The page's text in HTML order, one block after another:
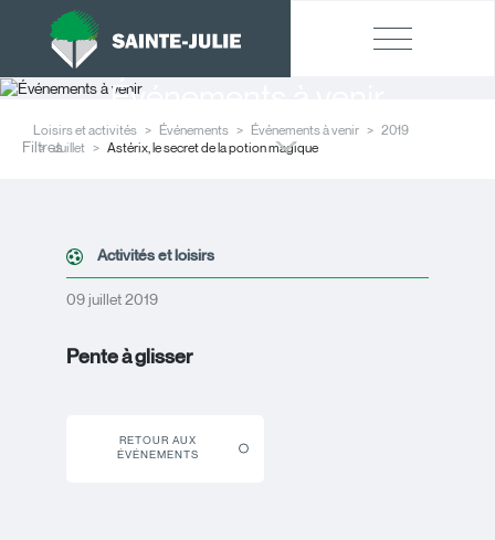
Événements à venir
Loisirs et activités Événements Événements à venir
2019
Juillet
Astérix, le secret de la potion magique
Filtres
Activités et loisirs
09 juillet 2019
Pente à glisser
RETOUR AUX
ÉVÉNEMENTS